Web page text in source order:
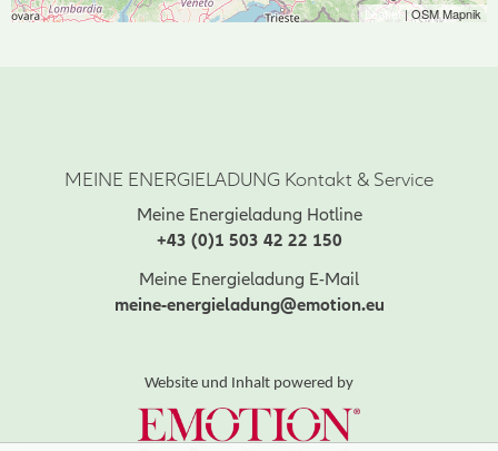
Leaflet| OSM Mapnik
MEINE ENERGIELADUNG Kontakt & Service
Meine Energieladung Hotline
+43 (0)1 503 42 22 150
Meine Energieladung E-Mail
meine-energieladung@emotion.eu
Website und Inhalt powered by